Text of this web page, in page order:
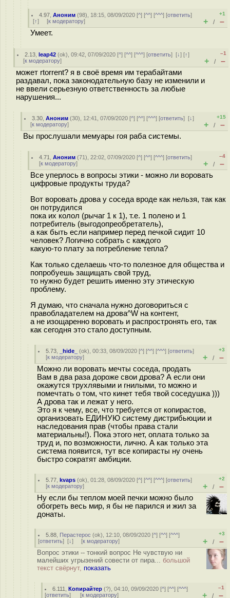
4.97 ,Аноним (98), 18:15, 08/09/2020 [^] [^^] [^^^] [ответить]
[↑] [к модератору]
+1
+ / –
Умеет.
2.13 ,leap42 (ok), 09:42, 07/09/2020 [^] [^^] [^^^] [ответить][↓] [↑]
[к модератору]
–1
+ / –
может rtorrent? я в своё время им терабайтами
раздавал, пока законодательную базу не изменили и
не ввели серьезную ответственность за любые
нарушения...
3.30 ,Аноним (30), 12:41, 07/09/2020 [^] [^^] [^^^] [ответить][↓]
[к модератору]
+15
+ / –
Вы прослушали мемуары гоя раба системы.
4.71 ,Аноним (71), 22:02, 07/09/2020 [^] [^^] [^^^] [ответить]
[к модератору]
–4
+ / –
Все уперлось в вопросы этики - можно ли воровать
цифровые продукты труда?
Вот воровать дрова у соседа вроде как нельзя, так как
он потрудился
пока их колол (рычаг 1 к 1), т.е. 1 полено и 1
потребитель (выгодопреобретатель),
а как быть если например перед печкой сидит 10
человек? Логично собрать с каждого
какую-то плату за потребление тепла?
Как только сделаешь что-то полезное для общества и
попробуешь защищать свой труд,
то нужно будет решить именно эту этическую
проблему.
Я думаю, что сначала нужно договориться с
правобладателем на дрова^W на контент,
а не изощаренно воровать и распростронять его, так
как сегодня это стало доступным.
5.73 _hide_ (ok), 00:33, 08/09/2020 [^] [^^] [^^^] [ответить]
[к модератору]
+3
+ / –
Можно ли воровать мечты соседа, продать
Вам в два раза дороже свои дрова? А если они
окажутся трухлявыми и гнилыми, то можно и
помечтать о том, что кинет тебя твой соседушка )))
А дрова так и лежат у него.
Это я к чему, все, что требуется от копирастов,
организовать ЕДИНУЮ систему дистрибьюции и
наследования прав (чтобы права стали
материальны!). Пока этого нет, оплата только за
труд и, по возможности, лично. А как только эта
система появится, тут все копирасты ну очень
быстро сократят амбиции.
5.77 ,kvaps (ok), 01:28, 08/09/2020 [^] [^^] [^^^] [ответить]
[к модератору]
+2
+ / –
Ну если бы теплом моей печки можно было
обогреть весь мир, я бы не парился и жил за
донаты.
5.88 Перастерос (ok), 12:10, 08/09/2020 [^] [^^] [^^^]
[ответить] [↓] [к модератору]
+3
+ / –
Вопрос этики -- тонкий вопрос Не чувствую ни
малейших угрызений совести от пира... большой
текст свёрнут, показать
6.111 ,Копирайтер (?), 04:10, 09/09/2020 [^] [^^] [^^^]
[ответить] [к модератору]
–1
+ / –